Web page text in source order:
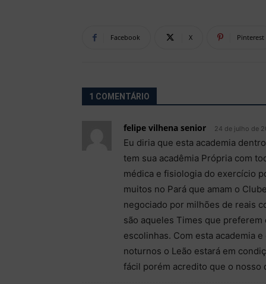
Facebook X Pinterest
1 COMENTÁRIO
felipe vilhena senior 24 de julho de
Eu diria que esta academia
tem sua acadêmia Própria com
médica e fisiologia do exercício
muitos no Pará que amam o
negociado por milhões de reais
são aqueles Times que
escolinhas. Com esta academia
noturnos o Leão estará em
fácil porém acredito que o nosso